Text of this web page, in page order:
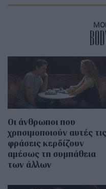
Οι άνθρωποι που
χρησιμοποιούν αυτές τις
φράσεις κερδίζουν
αμέσως τη συμπάθεια
των άλλων